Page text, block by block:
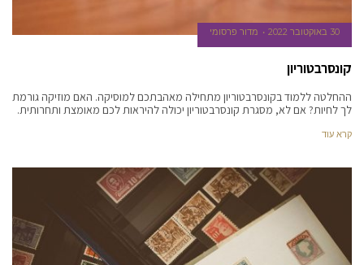
30 באוקטובר 2022 מדור פרסומי
קונסרבטוריון
ההחלטה ללמוד בקונסרבטוריון מתחילה מאהבתכם למוסיקה. האם מוזיקה גורמת
לך לחיות? אם לא, מסגרת קונסרבטוריון יכולה להיראות לכם מאומצת ותחרותית.
קרא עוד